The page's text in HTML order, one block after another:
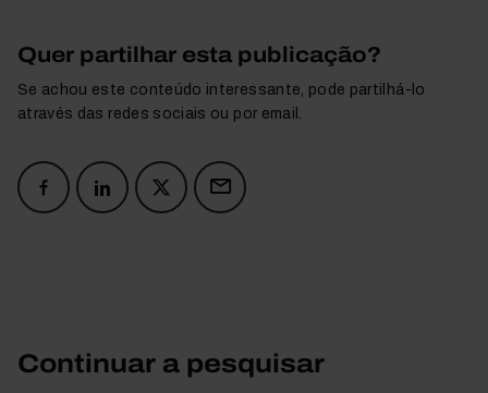
Quer partilhar esta publicação?
Se achou este conteúdo interessante, pode partilhá-lo
através das redes sociais ou por email.
Continuar a pesquisar